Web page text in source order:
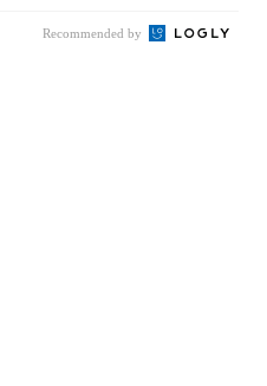
Recommended by